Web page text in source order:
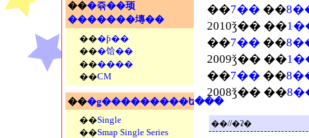
���쥮��顼
�������塼��
���ƥ��
���饸��
������
��CM
���ǥ���������ե���
��Single
��Smap Single Series
��7�� ��
2010ǯ�� ��
��7�� ��
2009ǯ�� ��
��7�� ��
2008ǯ�� ��
��//�ʡ�